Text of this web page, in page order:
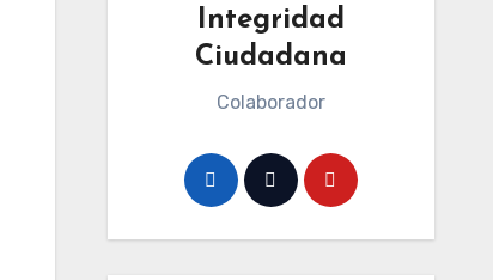
Integridad
Ciudadana
Colaborador